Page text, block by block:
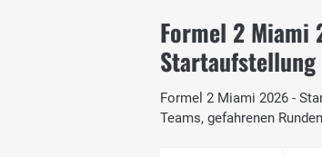
Formel 2 Miami
Startaufstellung
Formel 2 Miami 2026 -
Teams, gefahrenen